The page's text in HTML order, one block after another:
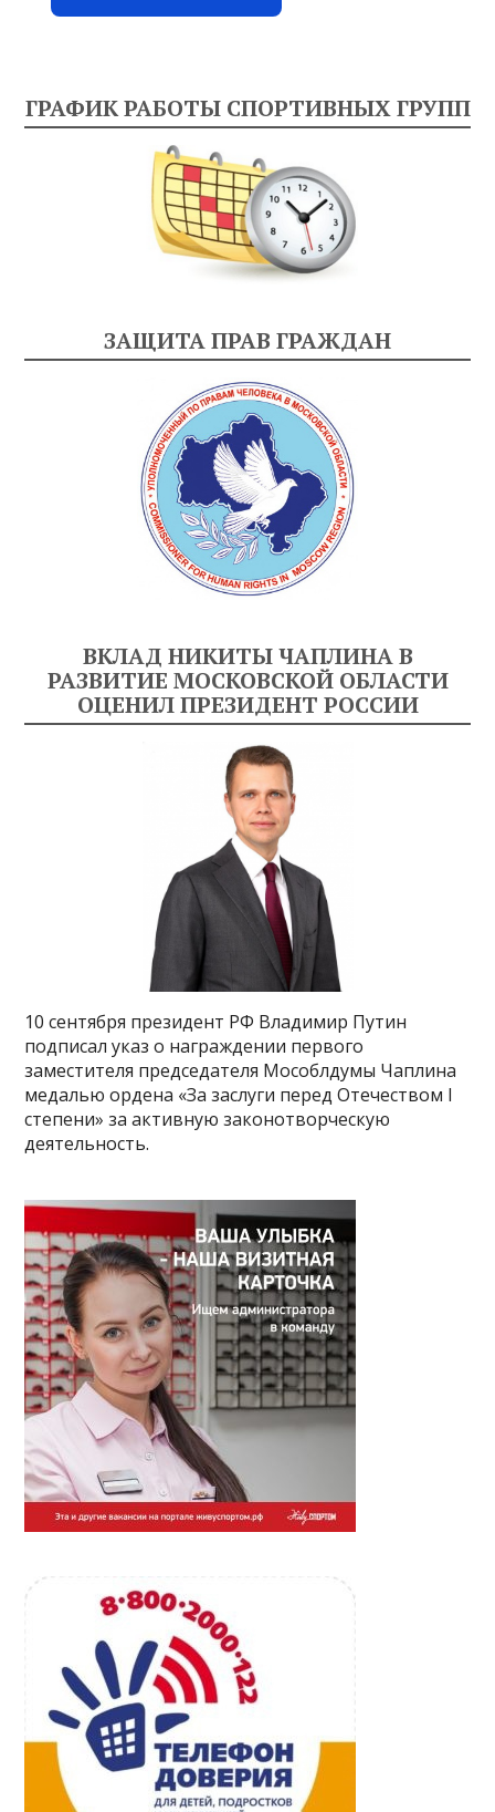
ГРАФИК РАБОТЫ СПОРТИВНЫХ ГРУПП
ЗАЩИТА ПРАВ ГРАЖДАН
ВКЛАД НИКИТЫ ЧАПЛИНА В
РАЗВИТИЕ МОСКОВСКОЙ ОБЛАСТИ
ОЦЕНИЛ ПРЕЗИДЕНТ РОССИИ
10 сентября президент РФ Владимир Путин
подписал указ о награждении первого
заместителя председателя Мособлдумы Чаплина
медалью ордена «За заслуги перед Отечеством I
степени» за активную законотворческую
деятельность.